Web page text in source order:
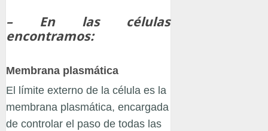
– En las células
encontramos:
Membrana plasmática
El límite externo de la célula es la
membrana plasmática, encargada
de controlar el paso de todas las